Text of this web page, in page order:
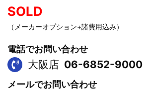
SOLD
（メーカーオプション+諸費用込み）
電話でお問い合わせ
大阪店 06-6852-9000
メールでお問い合わせ